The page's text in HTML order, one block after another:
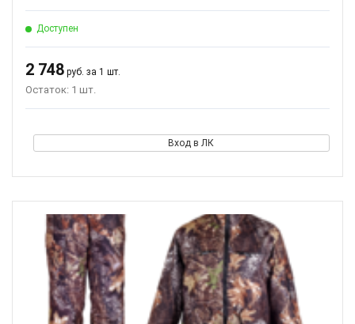
Доступен
2 748 руб. за 1 шт.
Остаток: 1 шт.
Вход в ЛК